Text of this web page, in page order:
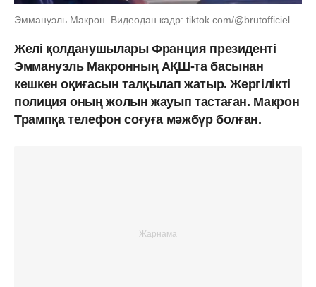
Эммануэль Макрон. Видеодан кадр: tiktok.com/@brutofficiel
Желі қолданушылары Франция президенті
Эммануэль Макронның АҚШ-та басынан
кешкен оқиғасын талқылап жатыр. Жергілікті
полиция оның жолын жауып тастаған. Макрон
Трампқа телефон соғуға мәжбүр болған.